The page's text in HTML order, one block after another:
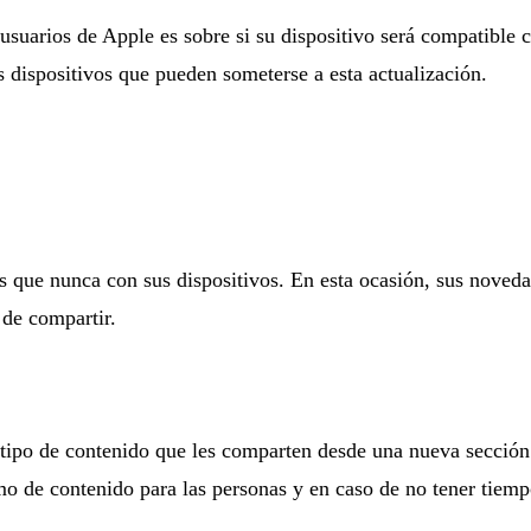
de Apple es sobre si su dispositivo será compatible
que pueden someterse a esta actualización.
nunca con sus dispositivos. En esta ocasión, sus
compartir.
de contenido que les comparten desde una nueva
de contenido para las personas y en caso de no tener